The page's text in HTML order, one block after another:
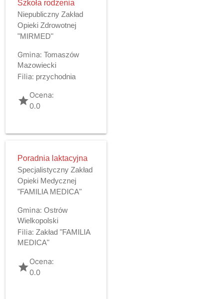
Szkoła rodzenia
Niepubliczny Zakład
Opieki Zdrowotnej
"MIRMED"
Gmina: Tomaszów
Mazowiecki
Filia: przychodnia
gradeOcena:
0.0
Poradnia laktacyjna
Specjalistyczny Zakład
Opieki Medycznej
"FAMILIA MEDICA"
Gmina: Ostrów
Wielkopolski
Filia: Zakład "FAMILIA
MEDICA"
gradeOcena:
0.0